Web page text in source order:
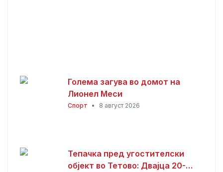
Голема загува во домот на
Лионел Меси
Спорт • 8 август 2026
Тепачка пред угостителски
објект во Тетово: Двајца 20-